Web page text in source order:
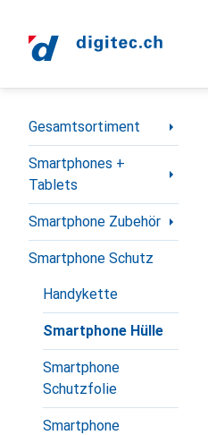
Navigation nach Kategorien
Gesamtsortiment
Smartphones +
Tablets
Smartphone Zubehör
Smartphone Schutz
Handykette
Smartphone Hülle
Smartphone
Schutzfolie
Smartphone